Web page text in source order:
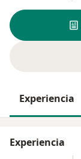
Experiencia
Experiencia